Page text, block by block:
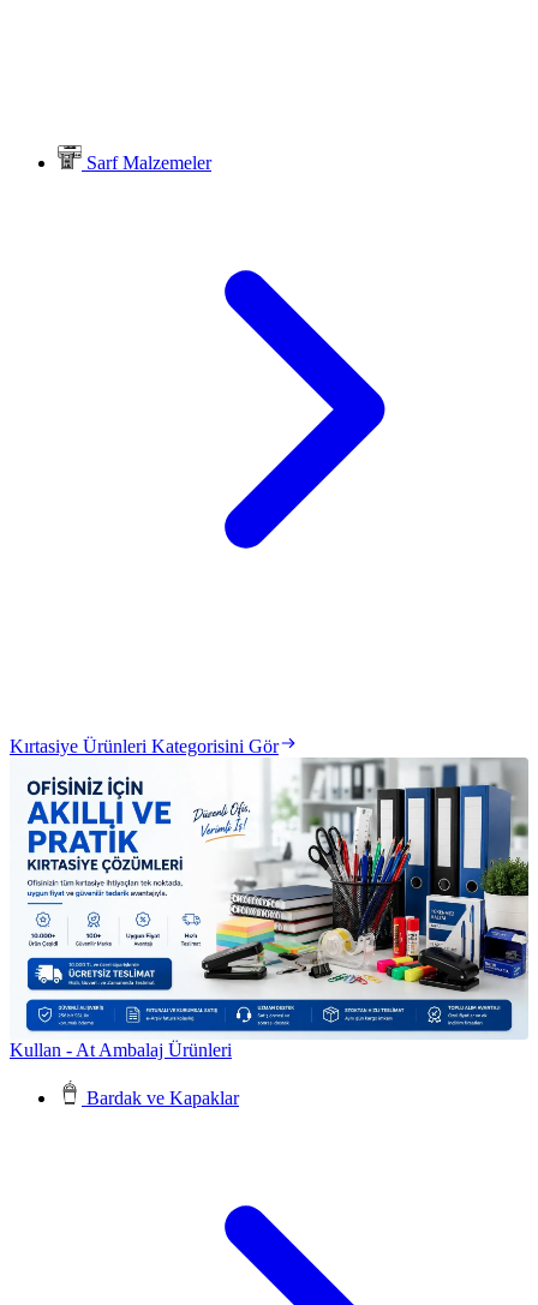
Sarf Malzemeler
Kırtasiye Ürünleri Kategorisini Gör
Kullan - At Ambalaj Ürünleri
Bardak ve Kapaklar